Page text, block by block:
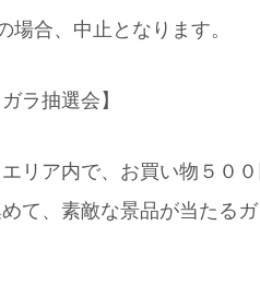
合、中止となります。
ラ抽選会】
リア内で、お買い物５０
て、素敵な景品が当たる